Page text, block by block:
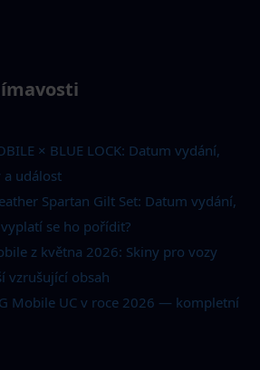
× BLUE LOCK: Datum vydání,
a událost
Spartan Gilt Set: Datum vydání,
se ho pořídit?
z května 2026: Skiny pro vozy
vzrušující obsah
Mobile UC v roce 2026 — kompletní